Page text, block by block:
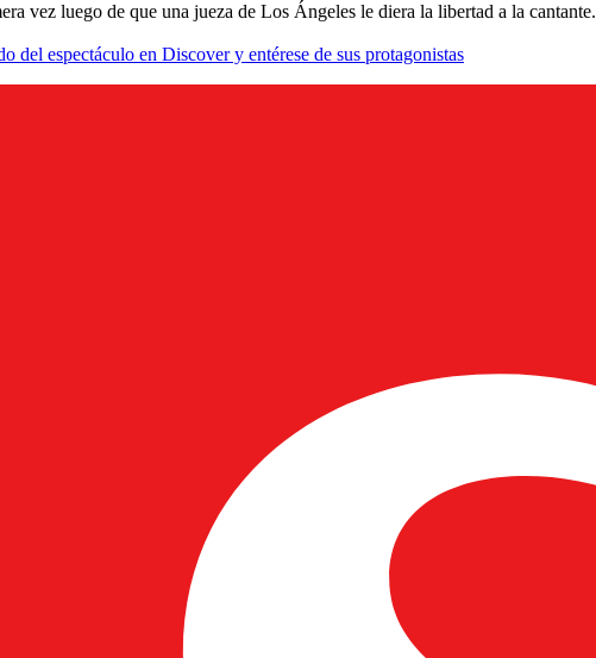
vez luego de que una jueza de Los Ángeles le diera la libertad a la cantante.
del espectáculo en Discover y entérese de sus protagonistas